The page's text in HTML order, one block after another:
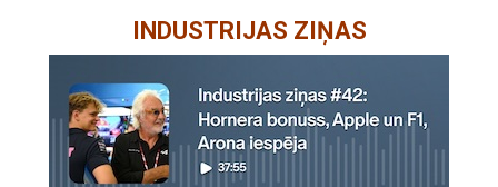
INDUSTRIJAS ZIŅAS